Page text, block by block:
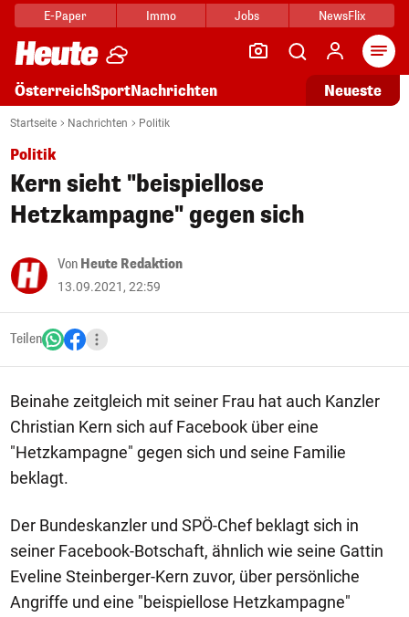
E-Paper Immo Jobs NewsFlix
ÖsterreichSportNachrichten Neueste
Startseite Nachrichten Politik
Politik
Kern sieht "beispiellose
Hetzkampagne" gegen sich
Von Heute Redaktion
13.09.2021, 22:59
Teilen
Beinahe zeitgleich mit seiner Frau hat auch Kanzler
Christian Kern sich auf Facebook über eine
"Hetzkampagne" gegen sich und seine Familie
beklagt.
Der Bundeskanzler und SPÖ-Chef beklagt sich in
seiner Facebook-Botschaft, ähnlich wie seine Gattin
Eveline Steinberger-Kern zuvor, über persönliche
Angriffe und eine "beispiellose Hetzkampagne"